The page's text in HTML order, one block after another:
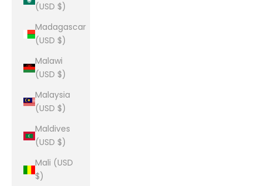
(USD $)
Madagascar
(USD $)
Malawi
(USD $)
Malaysia
(USD $)
Maldives
(USD $)
Mali (USD
$)